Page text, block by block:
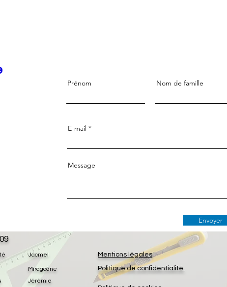
Prénom Nom de famille
E-mail
Message
Envoyer
Jacmel
Jérémie
Miragoâne
Mentions légales
Politique de confidentialité